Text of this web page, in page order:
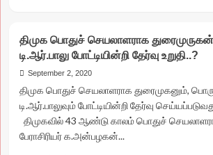
வள்ளுவர்நகரில்
வசூல்
’வேட்டை’!
திருப்பூா்
வடக்கு
ஆசியுடன்
தண்டல்காரர்
சேட்டை!
திமுக பொதுச் செயலாளராக
டி.ஆர்.பாலு போட்டியின்றி தேர்வு உறுதி..?
September 2, 2020
திமுக பொதுச் செயலாளராக துரைமுகனும்,
டி.ஆர்.பாலுவும் போட்டியின்றி தேர்வு
திமுகவில் 43 ஆண்டு காலம் பொதுச்
பேராசிரியர் க.அன்பழகன்...